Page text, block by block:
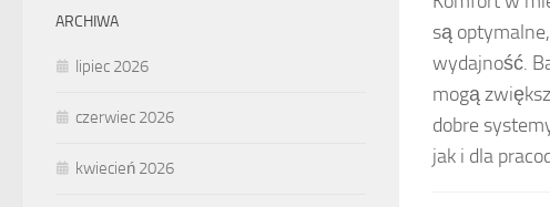
są
wydajność.
mogą
dobre
jak i dla
ARCHIWA
lipiec 2026
czerwiec 2026
kwiecień 2026